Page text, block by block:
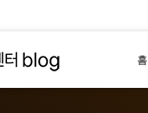
홈